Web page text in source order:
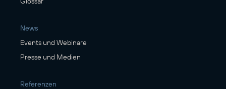
News
Events und Webinare
Presse und Medien
Referenzen